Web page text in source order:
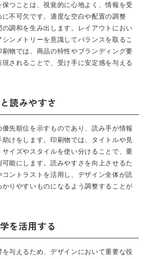
つことは、視覚的に心地よく、情報を受
不可欠です。適度な空白や配置の調整
調和を生み出します。レイアウトにおい
ンメトリーを意識してバランスを取るこ
刷物では、商品の特性やブランディング要
されることで、受け手に安定感を与える
読みやすさ
先順位を示すものであり、読み手が情報
けをします。印刷物では、タイトルや見
イズやスタイルを使い分けることで、重
能にします。読みやすさを向上させるた
ントラストを活用し、デザイン全体が読
りやすいものになるよう調整することが
を活用する
与えるため、デザインにおいて重要な役